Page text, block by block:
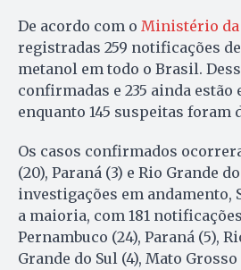
De acordo com o Ministério da
registradas 259 notificações
metanol em todo o Brasil.
confirmadas e 235 ainda estão
enquanto 145 suspeitas foram
Os casos confirmados
(20), Paraná (3) e Rio Grande
investigações em andamento,
a maioria, com 181
Pernambuco (24), Paraná (5),
Grande do Sul (4), Mato Grosso